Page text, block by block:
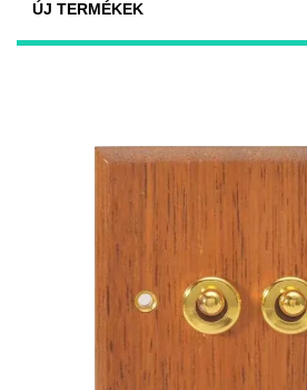
ÚJ TERMÉKEK